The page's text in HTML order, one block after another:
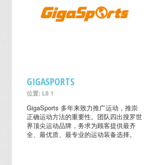
GIGASPORTS
位置: L8 1
GigaSports 多年来致力推广运动，推崇
正确运动方法的重要性。团队四出搜罗世
界顶尖运动品牌，务求为顾客提供最齐
全、最优质、最专业的运动装备选择。